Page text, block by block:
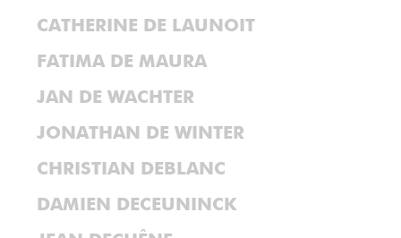
CATHERINE DE LAUNOIT
FATIMA DE MAURA
JAN DE WACHTER
JONATHAN DE WINTER
CHRISTIAN DEBLANC
DAMIEN DECEUNINCK